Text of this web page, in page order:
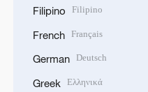
Filipino Filipino
French Français
German Deutsch
Greek Ελληνικά